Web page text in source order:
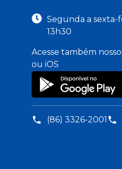
Segunda a sexta-
13h30
Acesse também
ou iOS
(86) 3326-2001